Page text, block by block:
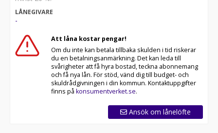
LÅNEGIVARE
-
Att låna kostar pengar!
Om du inte kan betala tillbaka skulden i tid riskerar
du en betalningsanmärkning. Det kan leda till
svårigheter att få hyra bostad, teckna abonnemang
och få nya lån. För stöd, vänd dig till budget- och
skuldrådgivningen i din kommun. Kontaktuppgifter
finns på konsumentverket.se.
Ansök om lånelöfte